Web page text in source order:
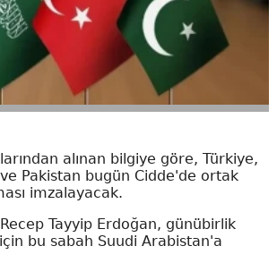
alınan bilgiye göre, Türkiye,
Pakistan bugün Cidde'de ortak
imzalayacak.
Tayyip Erdoğan, günübirlik
bu sabah Suudi Arabistan'a